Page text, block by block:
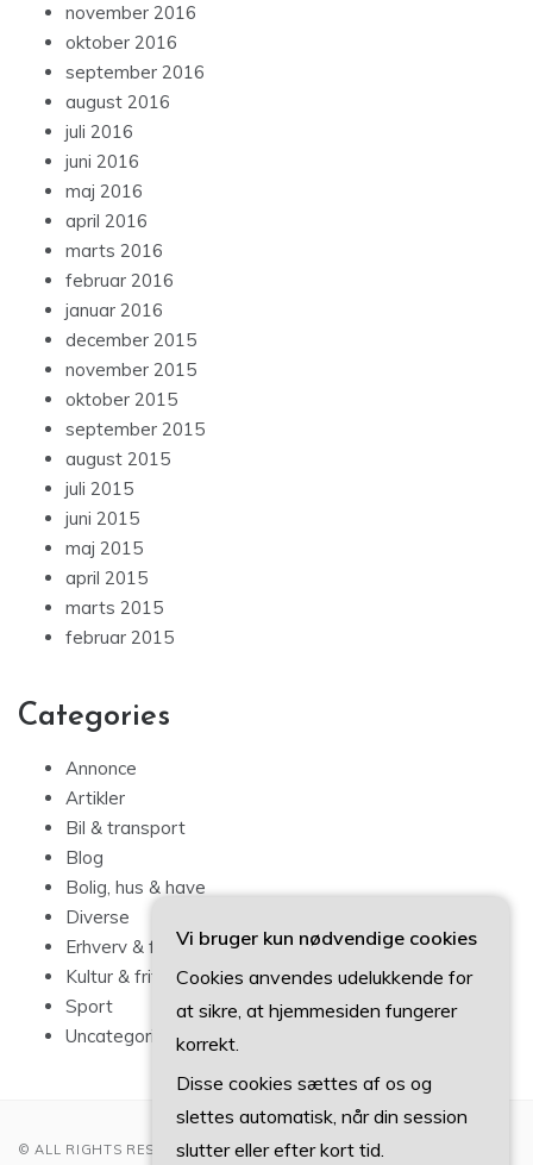
november 2016
oktober 2016
september 2016
august 2016
juli 2016
juni 2016
maj 2016
april 2016
marts 2016
februar 2016
januar 2016
december 2015
november 2015
oktober 2015
september 2015
august 2015
juli 2015
juni 2015
maj 2015
april 2015
marts 2015
februar 2015
Categories
Annonce
Artikler
Bil & transport
Blog
Bolig, hus & have
Diverse
Erhverv & forbrug
Kultur & fritid
Sport
Uncategorized
© ALL RIGHTS RESERVED 2022
Vi bruger kun nødvendige cookies
Cookies anvendes udelukkende for
at sikre, at hjemmesiden fungerer
korrekt.
Disse cookies sættes af os og
slettes automatisk, når din session
slutter eller efter kort tid.